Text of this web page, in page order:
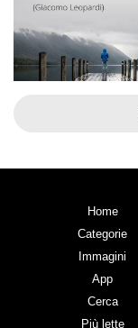
Home
Categorie
Immagini
App
Cerca
Più lette